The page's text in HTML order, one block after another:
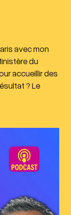
avec mon
du
accueillir des
? Le